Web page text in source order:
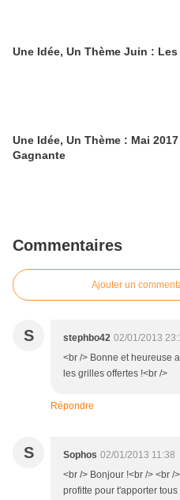
Une Idée, Un Thème Juin :
Une Idée, Un Thème : Mai
Gagnante
Commentaires
Ajouter un
S stephbo42 02/01/2013
<br /> Bonne et heureuse
les grilles offertes !<br />
Répondre
S Sophos 02/01/2013 11:38
<br /> Bonjour !<br /> <br /
profitte pour t'apporter